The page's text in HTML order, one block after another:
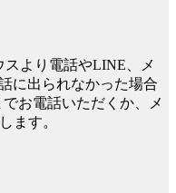
スより電話やLINE、メ
に出られなかった場合
お電話いただくか、メ
ます。